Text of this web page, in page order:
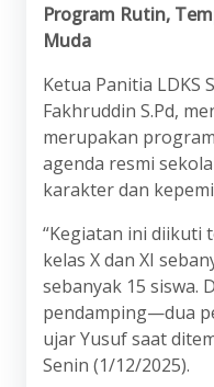
Program Rutin,
Muda
Ketua Panitia LDKS
Fakhruddin S.Pd,
merupakan
agenda resmi
karakter dan
“Kegiatan ini diikuti
kelas X dan XI
sebanyak 15 siswa.
pendamping—dua
ujar Yusuf saat
Senin (1/12/2025).